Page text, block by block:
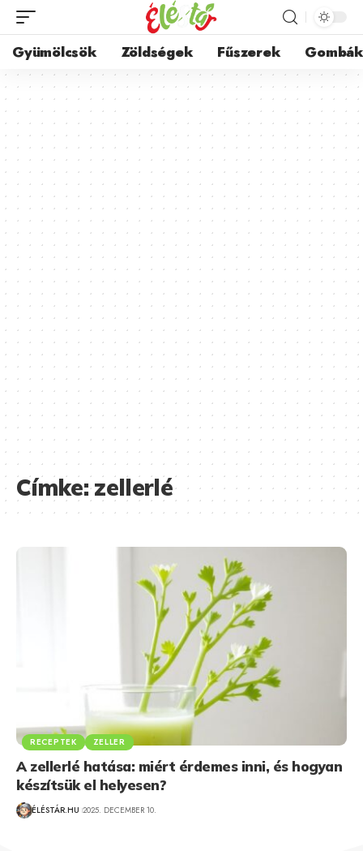
Gyümölcsök Zöldségek Fűszerek Gombák
Címke:zellerlé
RECEPTEK ZELLER
A zellerlé hatása: miért érdemes inni, és hogyan
készítsük el helyesen?
ÉLÉSTÁR.HU 2025. DECEMBER 10.